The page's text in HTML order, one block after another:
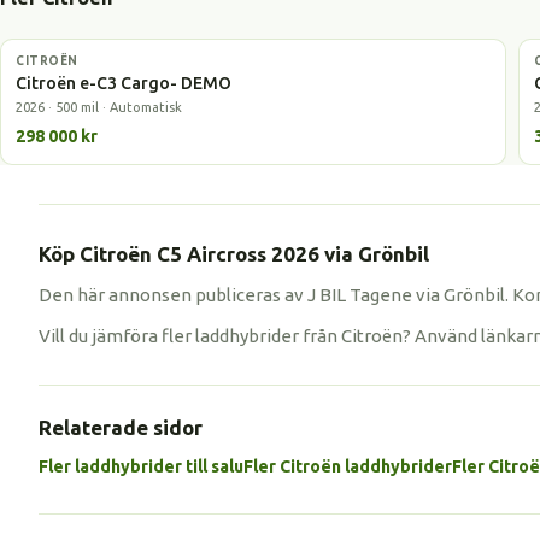
Elbil
CITROËN
Citroën e-C3 Cargo- DEMO
2026 · 500 mil · Automatisk
298 000 kr
Köp Citroën C5 Aircross 2026 via Grönbil
Den här annonsen publiceras av J BIL Tagene via Grönbil.
Vill du jämföra fler laddhybrider från Citroën? Använd
Relaterade sidor
Fler laddhybrider till saluFler Citroën laddhybriderFler